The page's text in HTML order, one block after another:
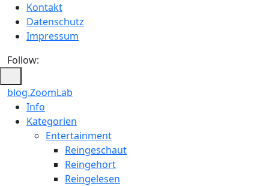
Kontakt
Datenschutz
Impressum
Follow:
blog.ZoomLab
Info
Kategorien
Entertainment
Reingeschaut
Reingehört
Reingelesen